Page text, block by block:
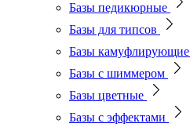
Базы педикюрные
Базы для типсов
Базы камуфлирующие
Базы с шиммером
Базы цветные
Базы с эффектами